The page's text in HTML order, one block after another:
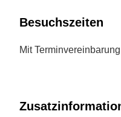
Besuchszeiten
Mit Terminvereinbarung